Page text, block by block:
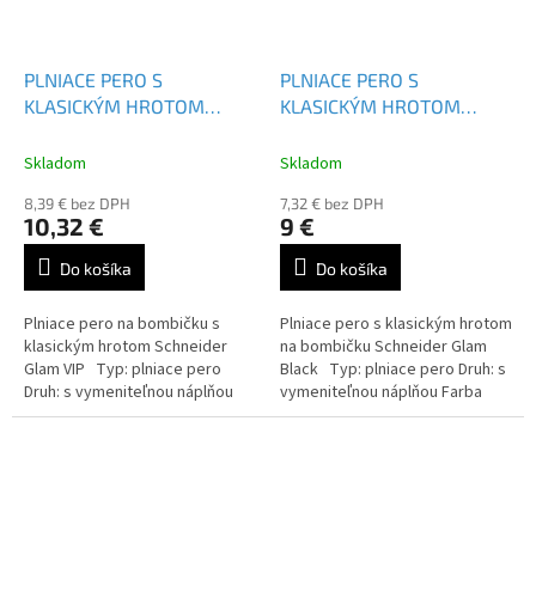
PLNIACE PERO S
KLASICKÝM HROTOM
Skladom
8,39 € bez DPH
10,32 €
Do košíka
Plniace pero na bombičku s
klasickým hrotom Schneider
Glam VIP Typ: plniace pero
Druh: s vymeniteľnou náplňou
Farba náplne: modrá
PLNIACE PERO S
KLASICKÝM HROTOM
Skladom
7,32 € bez DPH
9 €
Do košíka
Plniace pero s klasickým hrotom
na bombičku Schneider Glam
Black Typ: plniace pero Druh: s
vymeniteľnou náplňou Farba
náplne: modrá